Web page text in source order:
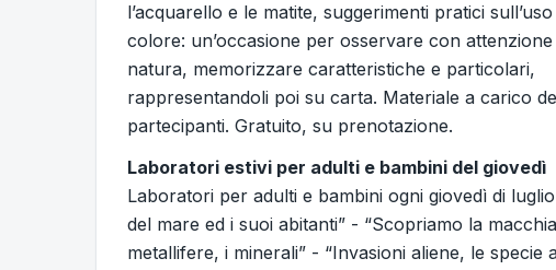
l’acquarello e le matite, suggerimenti pratici
colore: un’occasione per osservare con
natura, memorizzare caratteristiche e particolari,
rappresentandoli poi su carta. Materiale a carico
partecipanti. Gratuito, su prenotazione.
Laboratori estivi per adulti e bambini del giovedì
Laboratori per adulti e bambini ogni giovedì di
del mare ed i suoi abitanti” - “Scopriamo la
metallifere, i minerali” - “Invasioni aliene, le